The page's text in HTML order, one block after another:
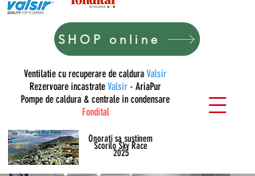
Ventilatie cu recuperare de caldura Valsir
Rezervoare incastrate Valsir - AriaPur
Pompe de caldura & centrale in condensare
Fondital
Onorati sa sustinem
Scorilo Sky Race
2025
SHOP online